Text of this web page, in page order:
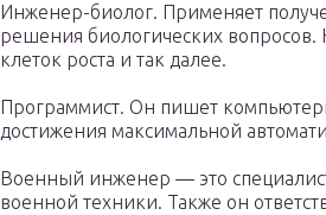
Инженер-биолог. Применяет
решения биологических
клеток роста и так далее.
Программист. Он пишет
достижения максимальной
Военный инженер — это
военной техники. Также он